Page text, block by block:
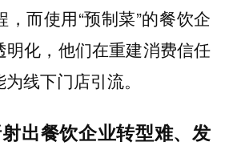
而使用“预制菜”的餐饮企
明化，他们在重建消费信任
线下门店引流。
出餐饮企业转型难、发